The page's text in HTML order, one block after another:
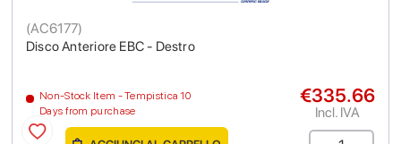
Disco Anteriore EBC - Destro
(AC6177)
Non-Stock Item - Tempistica 10
Days from purchase
€335.66
Incl. IVA